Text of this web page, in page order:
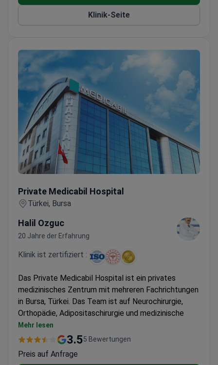
Verdauungssystems
24-Stunden-Notdienst für dringende
gastroenterologische Fälle verfügbar
Klinik-Seite
Private Medicabil Hospital
Türkei, Bursa
Halil Ozguc
20 Jahre der Erfahrung
Klinik ist zertifiziert :
Das Private Medicabil Hospital ist ein privates
medizinisches Zentrum mit mehreren Fachrichtungen
in Bursa, Türkei. Das Team ist auf Neurochirurgie,
Orthopädie, Adipositaschirurgie und medizinische
Kontrolluntersuchungen spezialisiert. Zu den
Leistungen der Klinik zählen folgende Erfolgsquoten:
99,9 % für Hüftersatz;
99,9 % für den totalen Hüftersatz durch
Mehr lesen
3.55 Bewertungen
Preis auf Anfrage